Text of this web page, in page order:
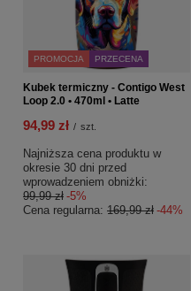
PROMOCJA PRZECENA
Kubek termiczny - Contigo West
Loop 2.0 • 470ml • Latte
94,99 zł / szt.
Najniższa cena produktu w
okresie 30 dni przed
wprowadzeniem obniżki:
99,99 zł -5%
Cena regularna: 169,99 zł -44%